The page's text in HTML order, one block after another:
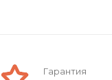
Гарантия